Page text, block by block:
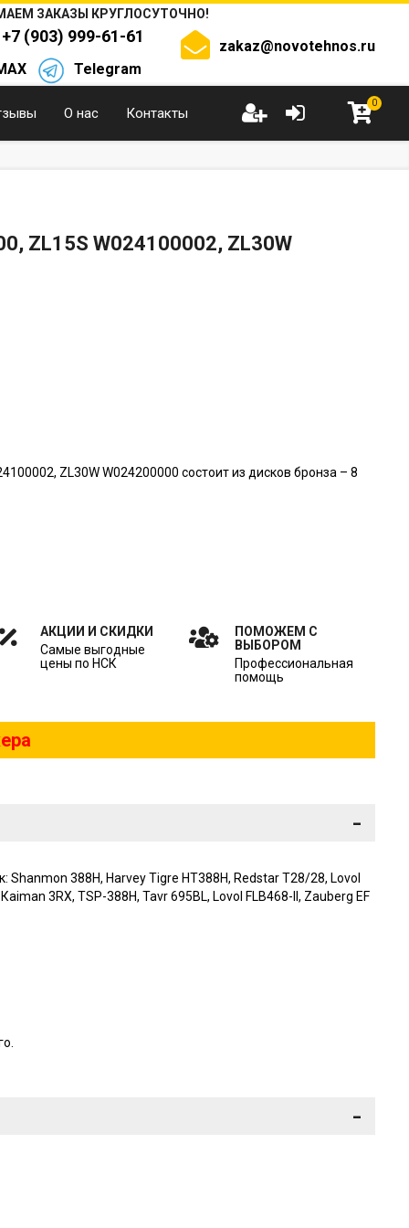
ЗАКАЗЫ КРУГЛОСУТОЧНО!
(903) 999-61-61
Telegram
zakaz@novotehnos.ru
О нас Контакты
0
ZL15S W024100002, ZL30W
ZL30W W024200000 состоит из дисков бронза – 8
АКЦИИ И СКИДКИ
Самые выгодные
цены по НСК
ПОМОЖЕМ С
ВЫБОРОМ
Профессиональная
помощь
-
388H, Harvey Tigre HT388H, Rеdstаr Т28/28, Lоvоl
3RХ, TSP-388H, Tavr 695BL, Lovol FLB468-II, Zauberg EF
-